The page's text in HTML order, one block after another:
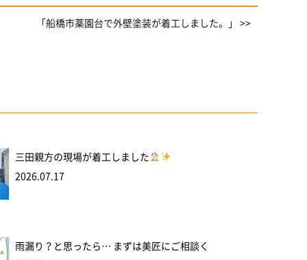
「船橋市薬園台で外壁塗装が着工しました。」 >>
三田親方の現場が着工しました
2026.07.17
雨漏り？と思ったら… まずは美匠にご相談く